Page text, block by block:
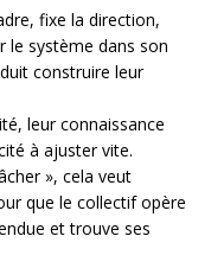
fixe la direction,
le système dans son
construire leur
leur connaissance
à ajuster vite.
», cela veut
que le collectif opère
et trouve ses